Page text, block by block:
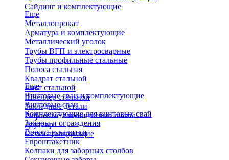
Сайдинг и комплектующие
Еще
Металлопрокат
Арматура и комплектующие
Металлический уголок
Трубы ВГП и электросварные
Трубы профильные стальные
Полоса стальная
Квадрат стальной
Лист стальной
Швеллер стальной
Закладные детали
Рифленые алюминиевые листы
Двутавр
Сетки армирующие
Еще
Винтовые сваи и комплектующие
Винтовые сваи
Комплектующие для винтовых свай
Заборы и ограждения
Ворота и калитки
Евроштакетник
Колпаки для заборных столбов